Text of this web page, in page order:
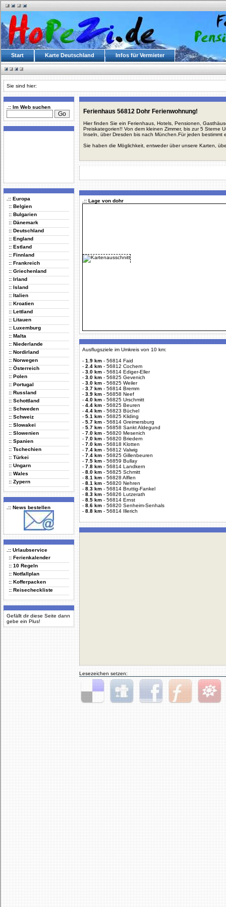
Start Karte Deutschland Infos für Vermieter
Sie sind hier:
.:: Im Web suchen
.:: Europa
:: Belgien
:: Bulgarien
:: Dänemark
:: Deutschland
:: England
:: Estland
:: Finnland
:: Frankreich
:: Griechenland
:: Irland
:: Island
:: Italien
:: Kroatien
:: Lettland
:: Litauen
:: Luxemburg
:: Malta
:: Niederlande
:: Nordirland
:: Norwegen
:: Österreich
:: Polen
:: Portugal
:: Russland
:: Schottland
:: Schweden
:: Schweiz
:: Slowakei
:: Slowenien
:: Spanien
:: Tschechien
:: Türkei
:: Ungarn
:: Wales
:: Zypern
.:: News bestellen
.:: Urlaubservice
:: Ferienkalender
:: 10 Regeln
:: Notfallplan
:: Kofferpacken
:: Reisecheckliste
Gefällt dir diese Seite dann
gebe ein Plus!
Ferienhaus 56812 Dohr Ferienwohnung!
Hier finden Sie ein Ferienhaus, Hotels, Pensionen,
Preiskategorien!! Von dem kleinen Zimmer, bis zur 5 Sterne
Inseln, über Dresden bis nach München.Für jeden bestimmt
Sie haben die Möglichkeit, entweder über unsere Karten,
.:: Lage von dohr
Ausflugsziele im Umkreis von 10 km:
- 1.9 km - 56814 Faid
- 2.4 km - 56812 Cochem
- 3.0 km - 56814 Ediger-Eller
- 3.0 km - 56825 Gevenich
- 3.0 km - 56825 Weiler
- 3.7 km - 56814 Bremm
- 3.9 km - 56858 Neef
- 4.0 km - 56825 Urschmitt
- 4.4 km - 56825 Beuren
- 4.4 km - 56823 Büchel
- 5.1 km - 56825 Kliding
- 5.7 km - 56814 Greimersburg
- 5.7 km - 56858 Sankt Aldegund
- 7.0 km - 56820 Mesenich
- 7.0 km - 56820 Briedern
- 7.0 km - 56818 Klotten
- 7.4 km - 56812 Valwig
- 7.4 km - 56825 Gillenbeuren
- 7.5 km - 56859 Bullay
- 7.8 km - 56814 Landkern
- 8.0 km - 56825 Schmitt
- 8.1 km - 56828 Alflen
- 8.1 km - 56820 Nehren
- 8.3 km - 56814 Bruttig-Fankel
- 8.3 km - 56826 Lutzerath
- 8.5 km - 56814 Ernst
- 8.6 km - 56820 Senheim-Senhals
- 8.8 km - 56814 Illerich
Lesezeichen setzen:
Delicious Digg Facebook Furl StudiVZ